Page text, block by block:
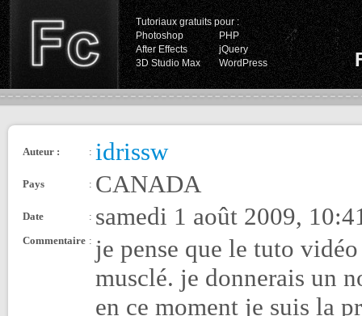
Tutoriaux gratuits pour :
Photoshop
PHP
After Effects
jQuery
3D Studio Max
WordPress
Auteur : : idrissw
Pays : CANADA
Date : samedi 1 août 2009,
Commentaire : je pense que le tuto
musclé. je donnerais un
en ce moment je suis la